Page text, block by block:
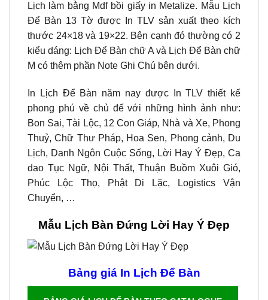
Lịch làm bằng Mdf bồi giấy in Metalize. Mẫu Lịch
Để Bàn 13 Tờ được In TLV sản xuất theo kích
thước 24×18 và 19×22. Bên cạnh đó thường có 2
kiểu dáng: Lịch Để Bàn chữ A và Lịch Để Bàn chữ
M có thêm phần Note Ghi Chú bên dưới.
In Lịch Để Bàn năm nay được In TLV thiết kế
phong phú về chủ để với những hình ảnh như:
Bon Sai, Tài Lộc, 12 Con Giáp, Nhà và Xe, Phong
Thuỷ, Chữ Thư Pháp, Hoa Sen, Phong cảnh, Du
Lịch, Danh Ngôn Cuộc Sống, Lời Hay Ý Đẹp, Ca
dao Tục Ngữ, Nội Thất, Thuận Buồm Xuôi Gió,
Phúc Lộc Thọ, Phật Di Lặc, Logistics Vận
Chuyển, …
Mẫu Lịch Bàn Đứng Lời Hay Ý Đẹp
Bảng giá In Lịch Để Bàn